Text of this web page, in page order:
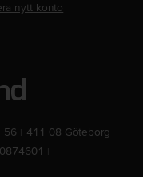
nytt konto
56
411 08 Göteborg